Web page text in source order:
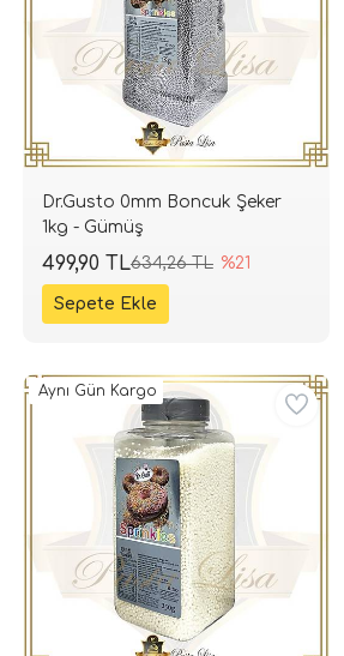
Dr.Gusto 0mm Boncuk Şeker
1kg - Gümüş
634,26 TL %21
499,90 TL
Aynı Gün Kargo